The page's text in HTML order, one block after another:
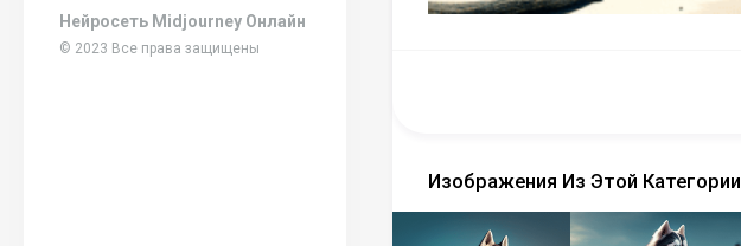
Нейросеть Midjourney Онлайн
© 2023 Все права защищены
Изображения Из Этой Категории